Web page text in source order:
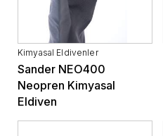
Kimyasal Eldivenler
Sander NEO400
Neopren Kimyasal
Eldiven